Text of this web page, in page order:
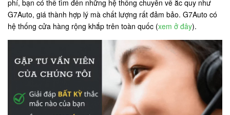
phí, bạn có thể tìm đến những hệ thống chuyên về ắc quy như
G7Auto, giá thành hợp lý mà chất lượng rất đảm bảo. G7Auto có
hệ thống cửa hàng rộng khắp trên toàn quốc (xem ở đây).